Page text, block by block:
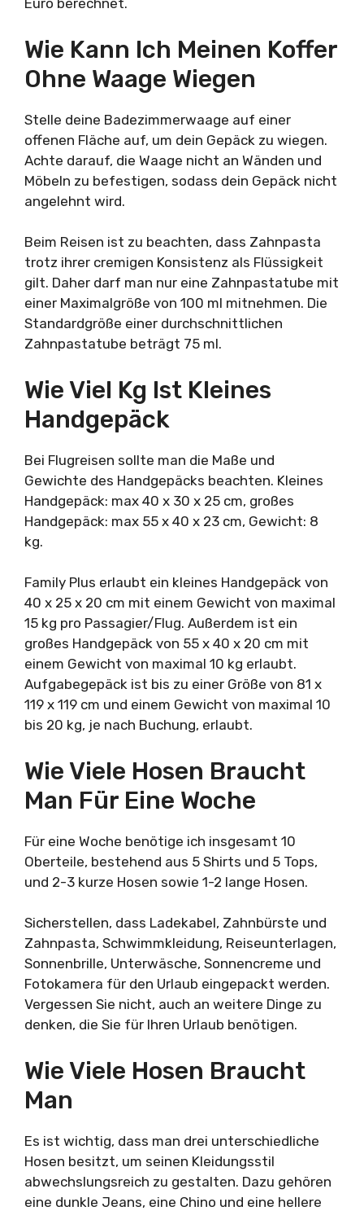
Euro berechnet.
Wie Kann Ich Meinen Koffer
Ohne Waage Wiegen
Stelle deine Badezimmerwaage auf einer
offenen Fläche auf, um dein Gepäck zu wiegen.
Achte darauf, die Waage nicht an Wänden und
Möbeln zu befestigen, sodass dein Gepäck nicht
angelehnt wird.
Beim Reisen ist zu beachten, dass Zahnpasta
trotz ihrer cremigen Konsistenz als Flüssigkeit
gilt. Daher darf man nur eine Zahnpastatube mit
einer Maximalgröße von 100 ml mitnehmen. Die
Standardgröße einer durchschnittlichen
Zahnpastatube beträgt 75 ml.
Wie Viel Kg Ist Kleines
Handgepäck
Bei Flugreisen sollte man die Maße und
Gewichte des Handgepäcks beachten. Kleines
Handgepäck: max 40 x 30 x 25 cm, großes
Handgepäck: max 55 x 40 x 23 cm, Gewicht: 8
kg.
Family Plus erlaubt ein kleines Handgepäck von
40 x 25 x 20 cm mit einem Gewicht von maximal
15 kg pro Passagier/Flug. Außerdem ist ein
großes Handgepäck von 55 x 40 x 20 cm mit
einem Gewicht von maximal 10 kg erlaubt.
Aufgabegepäck ist bis zu einer Größe von 81 x
119 x 119 cm und einem Gewicht von maximal 10
bis 20 kg, je nach Buchung, erlaubt.
Wie Viele Hosen Braucht
Man Für Eine Woche
Für eine Woche benötige ich insgesamt 10
Oberteile, bestehend aus 5 Shirts und 5 Tops,
und 2-3 kurze Hosen sowie 1-2 lange Hosen.
Sicherstellen, dass Ladekabel, Zahnbürste und
Zahnpasta, Schwimmkleidung, Reiseunterlagen,
Sonnenbrille, Unterwäsche, Sonnencreme und
Fotokamera für den Urlaub eingepackt werden.
Vergessen Sie nicht, auch an weitere Dinge zu
denken, die Sie für Ihren Urlaub benötigen.
Wie Viele Hosen Braucht
Man
Es ist wichtig, dass man drei unterschiedliche
Hosen besitzt, um seinen Kleidungsstil
abwechslungsreich zu gestalten. Dazu gehören
eine dunkle Jeans, eine Chino und eine hellere